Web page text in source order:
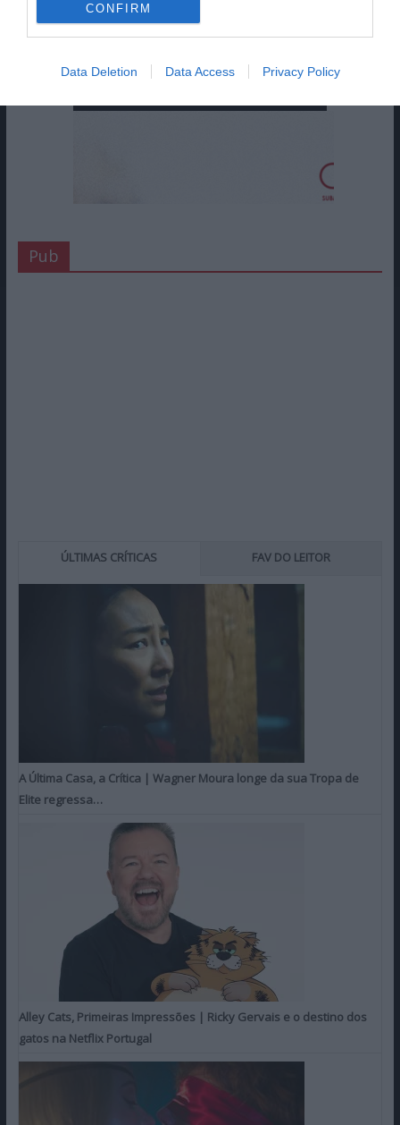
CONFIRM
Data Deletion Data Access Privacy Policy
Pub
ÚLTIMAS CRÍTICAS FAV DO LEITOR
A Última Casa, a Crítica | Wagner Moura longe da sua Tropa de
Elite regressa…
Alley Cats, Primeiras Impressões | Ricky Gervais e o destino dos
gatos na Netflix Portugal